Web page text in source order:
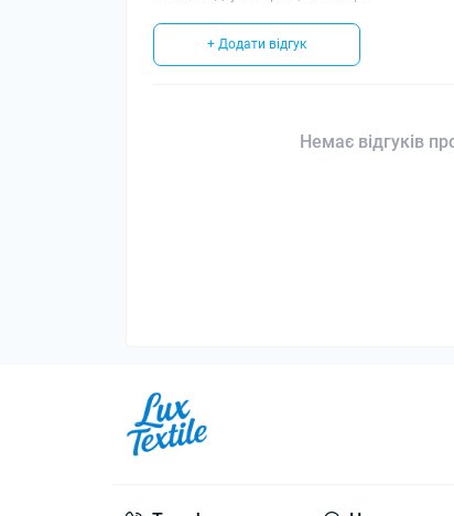
+ Додати відгук
Немає відгуків